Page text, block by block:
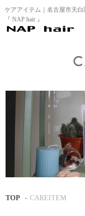
ケアアイテム｜名古屋市天
『 NAP hair 』
TOP CAREITEM